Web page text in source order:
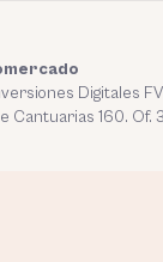
Digitales
Cantuarias 160. Of.